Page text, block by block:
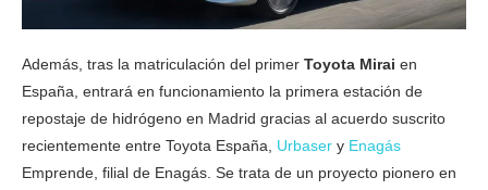
Además, tras la matriculación del primer Toyota Mirai en
España, entrará en funcionamiento la primera estación de
repostaje de hidrógeno en Madrid gracias al acuerdo suscrito
recientemente entre Toyota España, Urbaser y Enagás
Emprende, filial de Enagás. Se trata de un proyecto pionero en